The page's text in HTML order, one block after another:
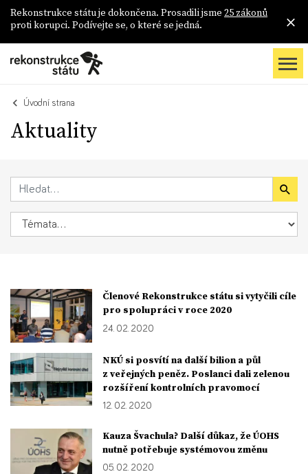
Rekonstrukce státu je dokončena. Prosadili jsme 25 zákonů
proti korupci. Podívejte se, o které se jedná.
Úvodní strana
Aktuality
Členové Rekonstrukce státu si vytyčili cíle
pro spolupráci v roce 2020
24. 02. 2020
NKÚ si posvítí na další bilion a půl
z veřejných peněz. Poslanci dali zelenou
rozšíření kontrolních pravomocí
12. 02. 2020
Kauza Švachula? Další důkaz, že ÚOHS
nutně potřebuje systémovou změnu
05. 02. 2020